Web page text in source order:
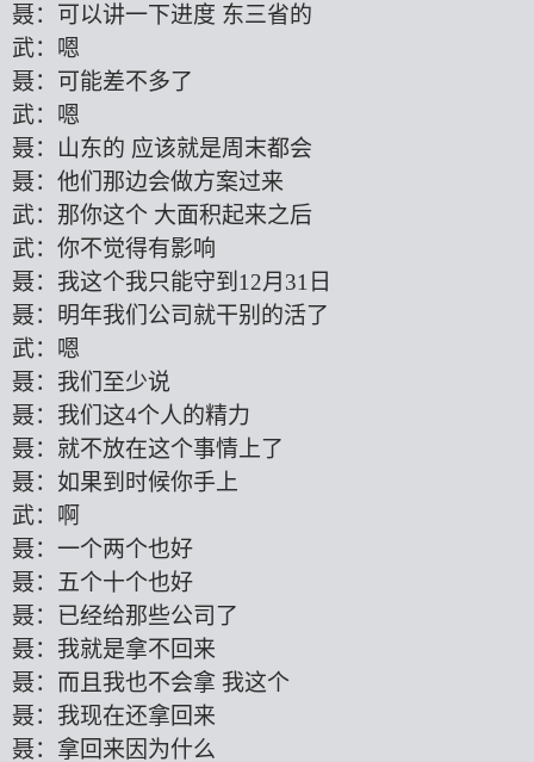
聂：可以讲一下进度 东三省的
武：嗯
聂：可能差不多了
武：嗯
聂：山东的 应该就是周末都会
聂：他们那边会做方案过来
武：那你这个 大面积起来之后
武：你不觉得有影响
聂：我这个我只能守到 12月31日
聂：明年我们公司就干别的活了
武：嗯
聂：我们至少说
聂：我们这4个人的精力
聂：就不放在这个事情上了
聂：如果到时候你手上
武：啊
聂：一个两个也好
聂：五个十个也好
聂：已经给那些公司了
聂：我就是拿不回来
聂：而且我也不会拿 我这个
聂：我现在还拿回来
聂：拿回来因为什么